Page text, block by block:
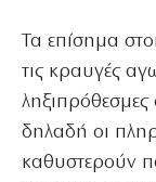
Τα επίσημα
τις κραυγές
ληξιπρόθεσμες
δηλαδή οι
καθυστερούν